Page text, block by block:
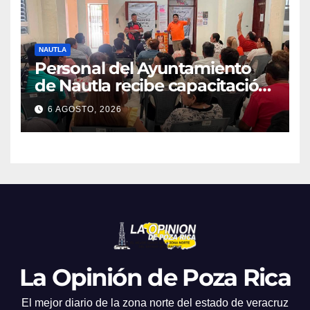
NAUTLA
Personal del Ayuntamiento
de Nautla recibe capacitación
en atención a emergencias
6 AGOSTO, 2026
La Opinión de Poza Rica
El mejor diario de la zona norte del estado de veracruz